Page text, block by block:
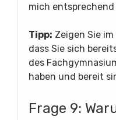
mich
Tipp: Zeigen Sie
dass Sie sich
des
haben und bereit
Frage 9: